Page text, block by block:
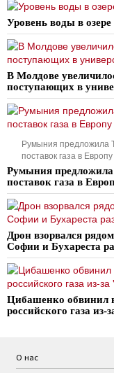
Уровень воды в
В Молдове
поступающих в
Румыния предложила
поставок газа в
Румыния предложила
поставок газа в
Дрон взорвался
Софии и Бухареста
Цибашенко обвинил
российского газа из-
О нас